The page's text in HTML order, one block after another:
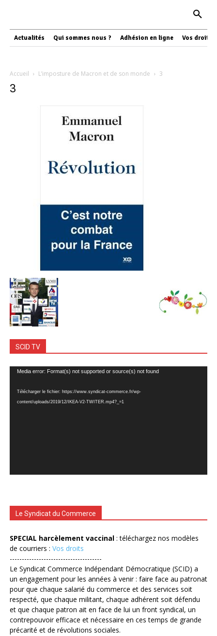
Actualités Qui sommes nous ? Adhésion en ligne Vos droits
Accueil L’imposture de Macron et de son monde 3
3
SCID TV
Lecteur
Media error: Format(s) not supported or source(s) not found
Télécharger le fichier: https://www.syndicat-commerce.fr/wp-
content/uploads/2019/12/IKEA-V2-TWITER.mp4?_=1
Le Syndicat du Commerce
SPECIAL harcèlement vaccinal : téléchargez nos modèles
de courriers : Vos droits
--------------------------------------
Le Syndicat Commerce Indépendant Démocratique (SCID) a
un engagement pour les années à venir : faire face au patronat
pour que chaque salarié du commerce et des services soit
respecté, que chaque militant, chaque adhérent soit défendu
et que chaque patron ait en face de lui un front syndical, un
contrepouvoir efficace et nécessaire en ces temps de grande
précarité et de révolutions sociales.